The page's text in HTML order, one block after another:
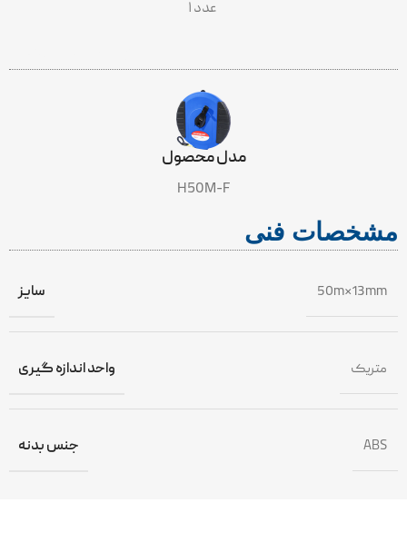
مدل محصول
H50M-F
مشخصات فنی
سایز 50m*13mm
واحد اندازه گیری متریک
جنس بدنه ABS